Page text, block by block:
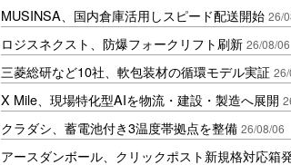
MUSINSA、国内倉庫活用しスピード配送開始 26/
ロジスネクスト、防爆フォークリフト刷新 26/08/06
三菱総研など10社、軟包装材の循環モデル実証
X Mile、現場特化型AIを物流・建設・製造へ展開
クラダシ、蓄電池付き3温度帯拠点を整備 26/08/06
アースダンボール、クリックポスト新規格対応箱